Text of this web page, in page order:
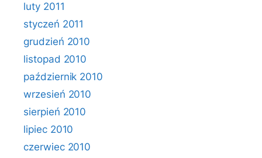
luty 2011
styczeń 2011
grudzień 2010
listopad 2010
październik 2010
wrzesień 2010
sierpień 2010
lipiec 2010
czerwiec 2010